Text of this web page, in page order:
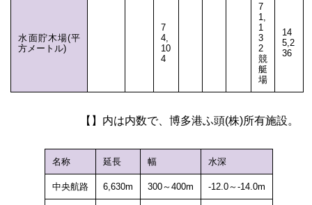
水面貯木場(平
方メートル)
7
4,
10
4
7
1,
1
3
2
競
艇
場
14
5,2
36
【】内は内数で、博多港ふ頭(株)所有施設。
名称 延長 幅 水深
中央航路 6,630m 300～400m -12.0～-14.0m